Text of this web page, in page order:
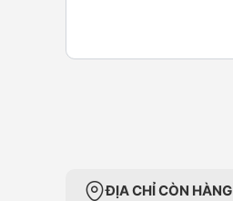
ĐỊA CHỈ CÒN HÀNG